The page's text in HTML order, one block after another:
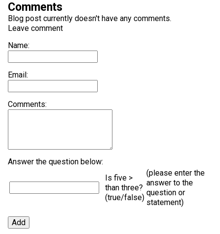
Comments
Blog post currently doesn't have any comments.
Leave comment
Name:
Email:
Comments:
Answer the question below:
Is five >
than three?
(true/false)
(please enter the
answer to the
question or
statement)